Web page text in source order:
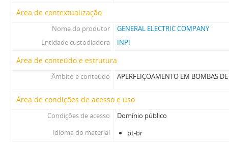
Área de contextualização
Nome do produtor
GENERAL ELECTRIC COMPANY
Entidade custodiadora
INPI
Área de conteúdo e estrutura
Âmbito e conteúdo APERFEIÇOAMENTO EM BOMBAS
Área de condições de acesso e uso
Condições de acesso
Domínio público
Idioma do material
pt-br